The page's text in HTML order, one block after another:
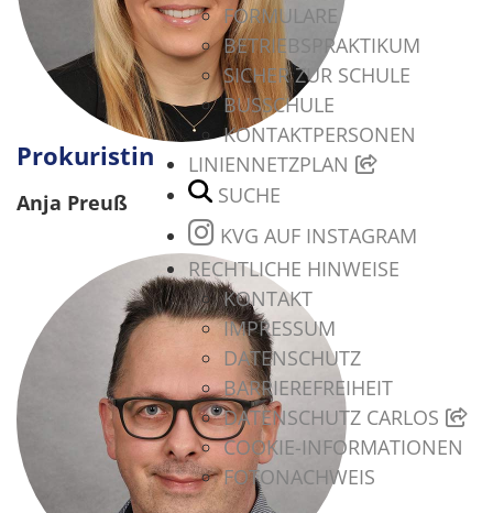
FORMULARE
BETRIEBSPRAKTIKUM
SICHER ZUR SCHULE
BUSSCHULE
KONTAKTPERSONEN
LINIENNETZPLAN
SUCHE
KVG AUF INSTAGRAM
RECHTLICHE HINWEISE
KONTAKT
IMPRESSUM
DATENSCHUTZ
BARRIEREFREIHEIT
DATENSCHUTZ CARLOS
COOKIE-INFORMATIONEN
FOTONACHWEIS
Prokuristin
Anja Preuß